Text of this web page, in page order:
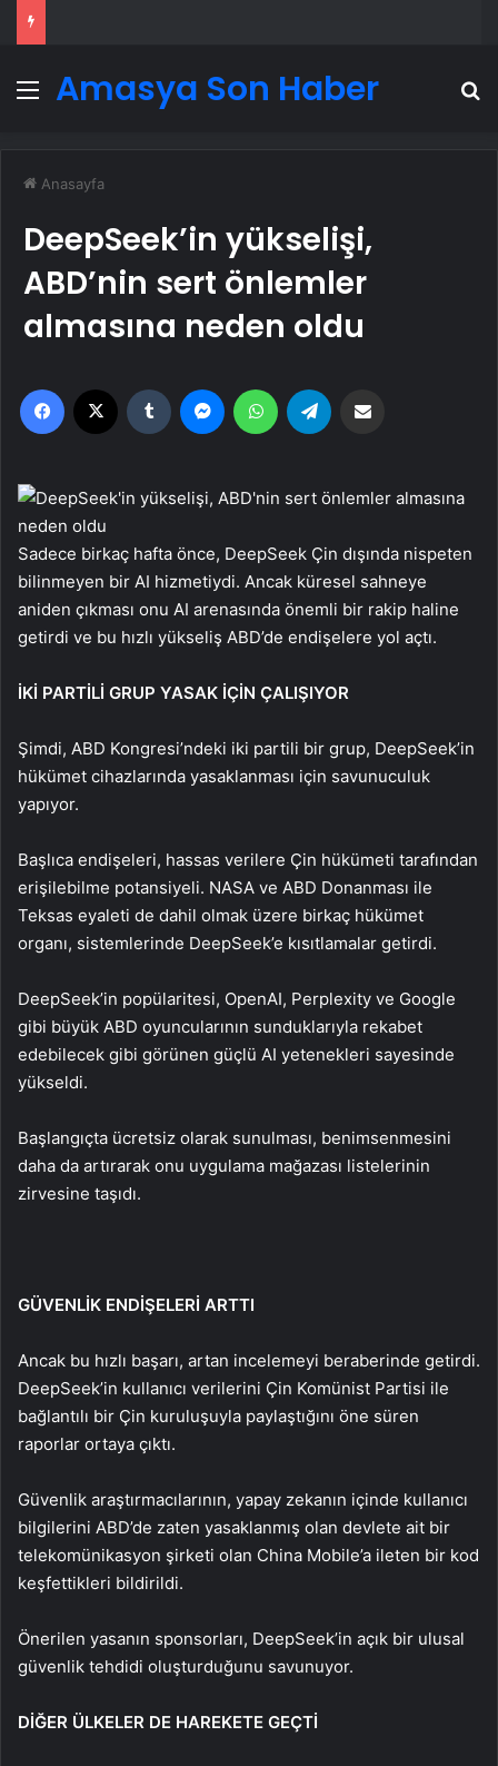
Menü
Amasya Son Haber
Anasayfa
DeepSeek’in yükselişi,
ABD’nin sert önlemler
almasına neden oldu
Facebook Tumblr MessengerWhatsApp
Sadece birkaç hafta önce, DeepSeek Çin dışında nispeten
bilinmeyen bir AI hizmetiydi. Ancak küresel sahneye
aniden çıkması onu AI arenasında önemli bir rakip haline
getirdi ve bu hızlı yükseliş ABD’de endişelere yol açtı.
İKİ PARTİLİ GRUP YASAK İÇİN ÇALIŞIYOR
Şimdi, ABD Kongresi’ndeki iki partili bir grup, DeepSeek’in
hükümet cihazlarında yasaklanması için savunuculuk
yapıyor.
Başlıca endişeleri, hassas verilere Çin hükümeti tarafından
erişilebilme potansiyeli. NASA ve ABD Donanması ile
Teksas eyaleti de dahil olmak üzere birkaç hükümet
organı, sistemlerinde DeepSeek’e kısıtlamalar getirdi.
DeepSeek’in popülaritesi, OpenAI, Perplexity ve Google
gibi büyük ABD oyuncularının sunduklarıyla rekabet
edebilecek gibi görünen güçlü AI yetenekleri sayesinde
yükseldi.
Başlangıçta ücretsiz olarak sunulması, benimsenmesini
daha da artırarak onu uygulama mağazası listelerinin
zirvesine taşıdı.
GÜVENLİK ENDİŞELERİ ARTTI
Ancak bu hızlı başarı, artan incelemeyi beraberinde getirdi.
DeepSeek’in kullanıcı verilerini Çin Komünist Partisi ile
bağlantılı bir Çin kuruluşuyla paylaştığını öne süren
raporlar ortaya çıktı.
Güvenlik araştırmacılarının, yapay zekanın içinde kullanıcı
bilgilerini ABD’de zaten yasaklanmış olan devlete ait bir
telekomünikasyon şirketi olan China Mobile’a ileten bir kod
keşfettikleri bildirildi.
Önerilen yasanın sponsorları, DeepSeek’in açık bir ulusal
güvenlik tehdidi oluşturduğunu savunuyor.
DİĞER ÜLKELER DE HAREKETE GEÇTİ